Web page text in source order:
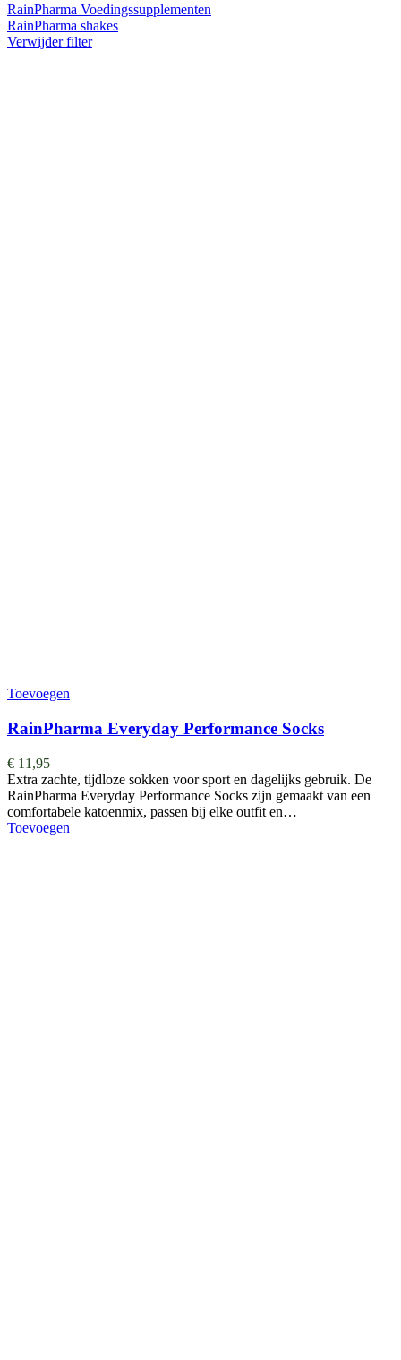
RainPharma Voedingssupplementen
RainPharma shakes
Verwijder filter
Toevoegen
RainPharma Everyday Performance Socks
€ 11,95
Extra zachte, tijdloze sokken voor sport en dagelijks gebruik. De
RainPharma Everyday Performance Socks zijn gemaakt van een
comfortabele katoenmix, passen bij elke outfit en…
Toevoegen